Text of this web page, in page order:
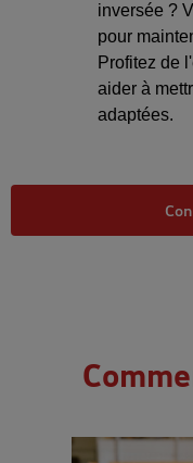
inversée ?
pour
Profitez de
aider à
adaptées.